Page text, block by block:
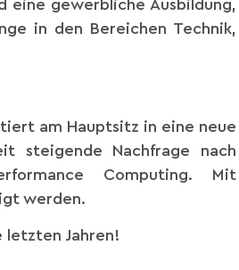
eine gewerbliche Ausbildung,
in den Bereichen Technik,
am Hauptsitz in eine neue
steigende Nachfrage nach
Computing. Mit
werden.
letzten Jahren!